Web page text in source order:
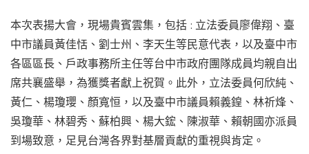
本次表揚大會，現場貴賓雲集，包括 : 立法委員廖偉翔、臺
中市議員黃佳恬、劉士州、李天生等民意代表，以及臺中市
各區區長、戶政事務所主任等台中市政府團隊成員均親自出
席共襄盛舉，為獲獎者獻上祝賀。此外，立法委員何欣純、
黃仁、楊瓊瓔、顏寬恒，以及臺中市議員賴義鍠、林祈烽、
吳瓊華、林碧秀、蘇柏興、楊大鋐、陳淑華、賴朝國亦派員
到場致意，足見台灣各界對基層貢獻的重視與肯定。